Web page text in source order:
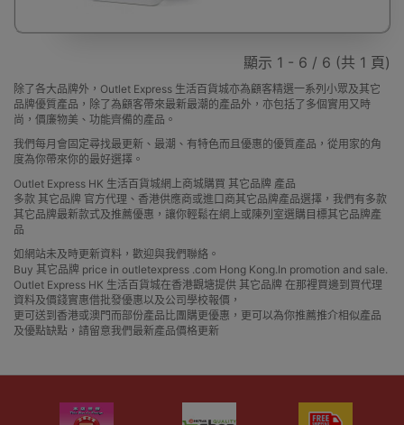
顯示 1 - 6 / 6 (共 1 頁)
除了各大品牌外，Outlet Express 生活百貨城亦為顧客精選一系列小眾及其它
品牌優質產品，除了為顧客帶來最新最潮的產品外，亦包括了多個實用又時
尚，價廉物美、功能齊備的產品。
我們每月會固定尋找最更新、最潮、有特色而且優惠的優質產品，從用家的角
度為你帶來你的最好選擇。
Outlet Express HK 生活百貨城網上商城購買 其它品牌 產品
多款 其它品牌 官方代理、香港供應商或進口商其它品牌產品選擇，我們有多款
其它品牌最新款式及推薦優惠，讓你輕鬆在網上或陳列室選購目標其它品牌產
品
如網站未及時更新資料，歡迎與我們聯絡。
Buy 其它品牌 price in outletexpress .com Hong Kong.In promotion and sale.
Outlet Express HK 生活百貨城在香港觀塘提供 其它品牌 在那裡買邊到買代理
資料及價錢實惠借批發優惠以及公司學校報價，
更可送到香港或澳門而部份產品比團購更優惠，更可以為你推薦推介相似產品
及優點缺點，請留意我們最新產品價格更新